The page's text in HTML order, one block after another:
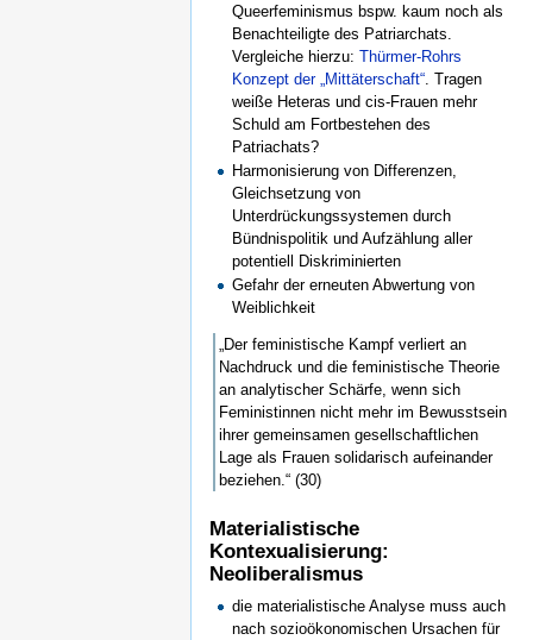
Queerfeminismus bspw. kaum noch als
Benachteiligte des Patriarchats.
Vergleiche hierzu:Thürmer-Rohrs
Konzept der „Mittäterschaft“ . Tragen
weiße Heteras und cis-Frauen mehr
Schuld am Fortbestehen des
Patriachats?
Harmonisierung von Differenzen,
Gleichsetzung von
Unterdrückungssystemen durch
Bündnispolitik und Aufzählung aller
potentiell Diskriminierten
Gefahr der erneuten Abwertung von
Weiblichkeit
„Der feministische Kampf verliert an
Nachdruck und die feministische Theorie
an analytischer Schärfe, wenn sich
Feministinnen nicht mehr im Bewusstsein
ihrer gemeinsamen gesellschaftlichen
Lage als Frauen solidarisch aufeinander
beziehen.“ (30)
Materialistische
Kontexualisierung:
Neoliberalismus
die materialistische Analyse muss auch
nach sozioökonomischen Ursachen für